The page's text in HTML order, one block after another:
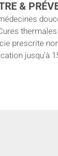
&
thermales
prescrite
jusqu'à